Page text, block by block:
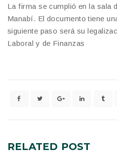
La firma se cumplió en la sala
Manabí. El documento tiene
siguiente paso será su
Laboral y de Finanzas
RELATED POST